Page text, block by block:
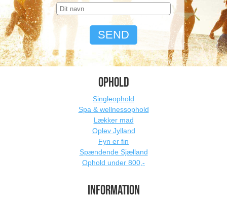
OPHOLD
Singleophold
Spa & wellnessophold
Lækker mad
Oplev Jylland
Fyn er fin
Spændende Sjælland
Ophold under 800,-
INFORMATION